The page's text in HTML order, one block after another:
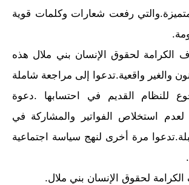
رفعت شعارات وكلمات قوية
الكرامة لحقوق الإنسان بني ملال هذه
والغير واقعية.تدعوا إلى مراجعة شاملة
للنظام القديم في احتسابها .دعوة
استخلاص الفواتير والمشاركة في
مرة أخرى لنهج سياسة اجتماعية
لحقوق الإنسان بني ملال.